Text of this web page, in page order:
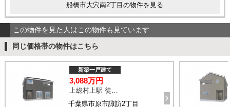
船橋市大穴南2丁目の物件を見る
この物件を見た人はこの物件も見ています
同じ価格帯の物件はこちら
千葉県市原市諏訪2丁目
新築一戸建て
3,088万円
上総村上駅 徒歩14分